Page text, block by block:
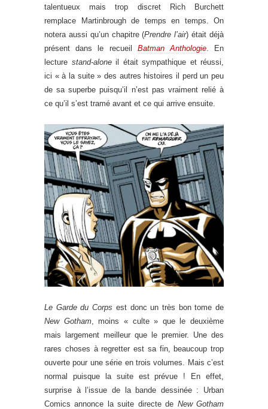
talentueux mais trop discret Rich Burchett
remplace Martinbrough de temps en temps. On
notera aussi qu’un chapitre (Prendre l’air) était déjà
présent dans le recueil Batman Anthologie. En
lecture stand-aloneil était sympathique et réussi,
ici « à la suite » des autres histoires il perd un peu
de sa superbe puisqu’il n’est pas vraiment relié à
ce qu’il s’est tramé avant et ce qui arrive ensuite.
Le Garde du Corps est donc un très bon tome de
New Gotham, moins « culte » que le deuxième
mais largement meilleur que le premier. Une des
rares choses à regretter est sa fin, beaucoup trop
ouverte pour une série en trois volumes. Mais c’est
normal puisque la suite est prévue ! En effet,
surprise à l’issue de la bande dessinée : Urban
Comics annonce la suite directe de New Gotham